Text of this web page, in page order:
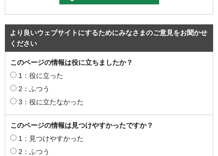
より良いウェブサイトにするためにみなさまのご意見をお聞かせ
ください
このページの情報は役に立ちましたか？
1：役に立った
2：ふつう
3：役に立たなかった
このページの情報は見つけやすかったですか？
1：見つけやすかった
2：ふつう